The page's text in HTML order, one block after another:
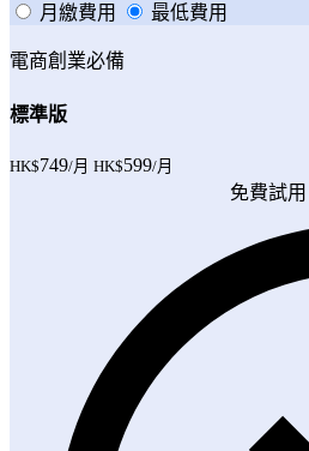
月繳費用 最低費用
電商創業必備
標準版
HK$749/月 HK$599/月
免費試用